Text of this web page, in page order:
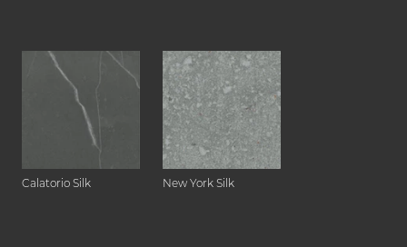
Calatorio Silk New York Silk